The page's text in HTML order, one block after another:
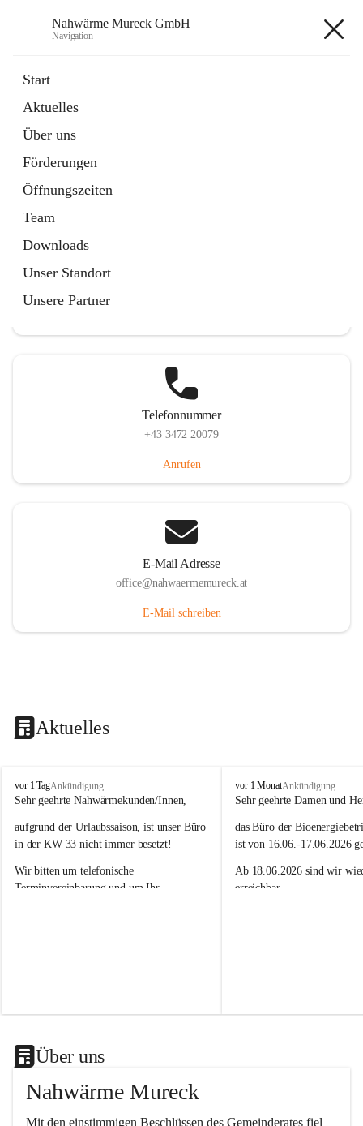
Nahwärme Mureck GmbH
Navigation
Start
Aktuelles
Über uns
Förderungen
Öffnungszeiten
Team
Downloads
Unser Standort
Unsere Partner
Artikel
in
Tab
Telefonnummer
+43 3472 20079
Anrufen
E-Mail Adresse
office@nahwaermemureck.at
E-Mail schreiben
Aktuelles
N
a
w
ä
m
e
b
vor 1 TagAnkündigung
Sehr geehrte Nahwärmekunden/Innen,
aufgrund der Urlaubssaison, ist unser Büro
in der KW 33 nicht immer besetzt!
Wir bitten um telefonische
Terminvereinbarung und um Ihr
N
a
w
ä
m
e
b
vor 1 MonatAnkündigung
Sehr geehrte Damen und
das Büro der
ist von 16.06.-17.06.2026
Ab 18.06.2026 sind wir
erreichbar.
Über uns
Nahwärme Mureck
Mit den einstimmigen Beschlüssen des Gemeinderates fiel